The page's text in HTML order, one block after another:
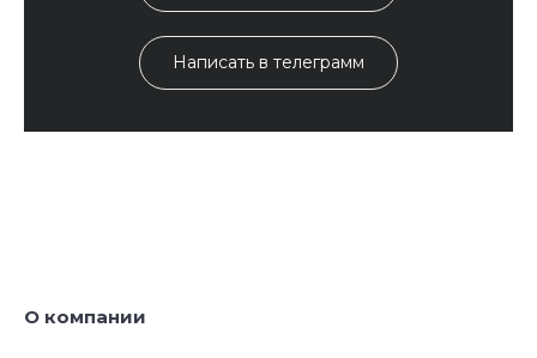
Написать в телеграмм
О компании